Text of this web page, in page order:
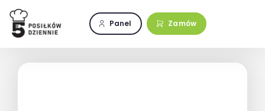
Przejdź
zawartości
Panel Zamów